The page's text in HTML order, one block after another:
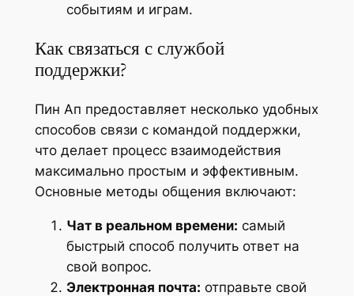
событиям и играм.
Как связаться с службой
поддержки?
Пин Ап предоставляет несколько удобных
способов связи с командой поддержки,
что делает процесс взаимодействия
максимально простым и эффективным.
Основные методы общения включают:
Чат в реальном времени: самый
быстрый способ получить ответ на
свой вопрос.
Электронная почта: отправьте свой